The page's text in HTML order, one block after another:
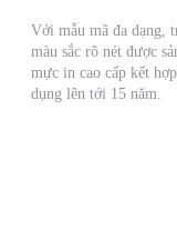
Với mẫu mã đa dạng,
màu sắc rõ nét được
mực in cao cấp kết
dụng lên tới 15 năm.